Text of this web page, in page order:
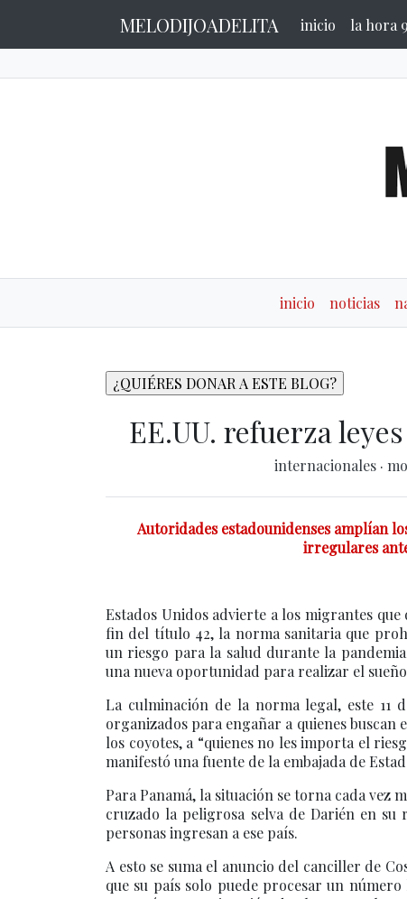
MELODIJOADELITA inicio la hora 9
inicio noticias
EE.UU. refuerza
internacionales ·
Autoridades estadounidenses amplían
irregulares
Estados Unidos advierte a los migrantes
fin del título 42, la norma sanitaria que
un riesgo para la salud durante la
una nueva oportunidad para realizar el
La culminación de la norma legal, este 11
organizados para engañar a quienes
los coyotes, a “quienes no les importa el
manifestó una fuente de la embajada de
Para Panamá, la situación se torna cada vez
cruzado la peligrosa selva de Darién en
personas ingresan a ese país.
A esto se suma el anuncio del canciller de
que su país solo puede procesar un